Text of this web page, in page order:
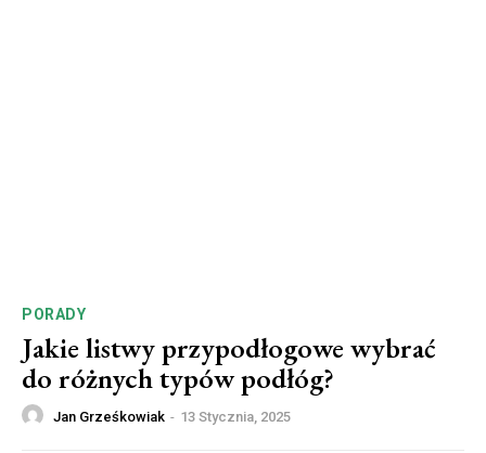
PORADY
Jakie listwy przypodłogowe wybrać
do różnych typów podłóg?
Jan Grześkowiak - 13 Stycznia, 2025